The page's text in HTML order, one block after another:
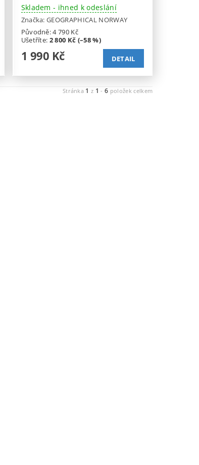
Skladem - ihned k odeslání
Značka:GEOGRAPHICAL NORWAY
Původně:4 790 Kč
Ušetříte: 2 800 Kč (–58 %)
1 990 Kč DETAIL
Stránka 1 z 1 -6 položek celkem